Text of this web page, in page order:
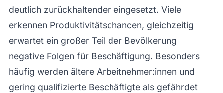
deutlich zurückhaltender eingesetzt. Viele
erkennen Produktivitätschancen, gleichzeitig
erwartet ein großer Teil der Bevölkerung
negative Folgen für Beschäftigung. Besonders
häufig werden ältere Arbeitnehmer:innen und
gering qualifizierte Beschäftigte als gefährdet